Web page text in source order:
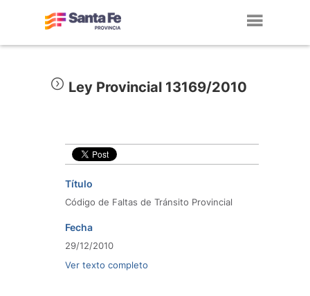
Ley Provincial 13169/2010
Título
Código de Faltas de Tránsito Provincial
Fecha
29/12/2010
Ver texto completo